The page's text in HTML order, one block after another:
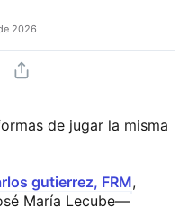
2026
de jugar la misma
gutierrez, FRM,
María Lecube—